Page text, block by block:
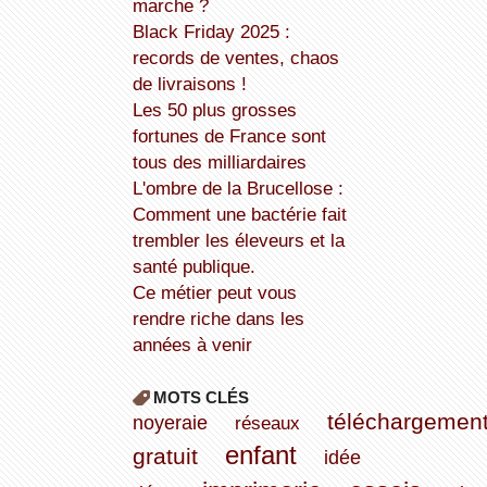
marche ?
Black Friday 2025 :
records de ventes, chaos
de livraisons !
Les 50 plus grosses
fortunes de France sont
tous des milliardaires
L'ombre de la Brucellose :
Comment une bactérie fait
trembler les éleveurs et la
santé publique.
Ce métier peut vous
rendre riche dans les
années à venir
MOTS CLÉS
noyeraie réseaux
gratuit
enfant
idée